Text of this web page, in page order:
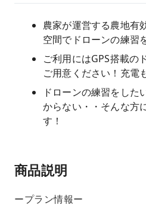
農家が運営する農地有
空間でドローンの練習
ご利用にはGPS搭載の
ご用意ください！充電
ドローンの練習をした
からない・・そんな方
す！
商品説明
ープラン情報ー